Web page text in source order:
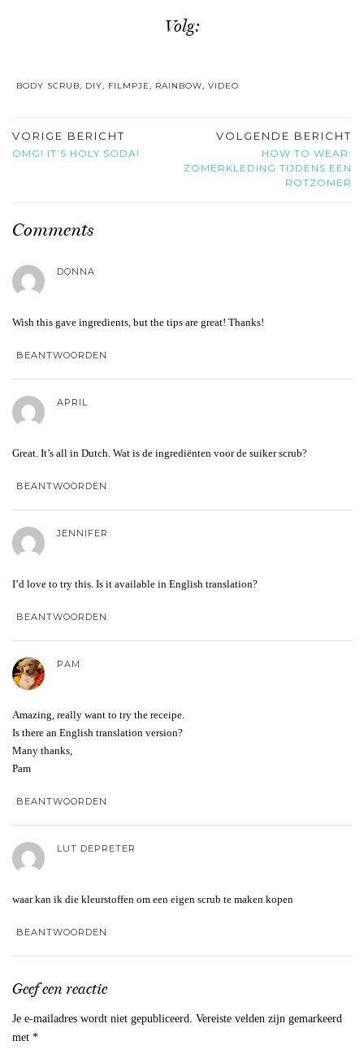
Volg:
BODY SCRUB, DIY, FILMPJE, RAINBOW, VIDEO
VORIGE BERICHT
OMG! IT’S HOLY SODA!
VOLGENDE BERICHT
HOW TO WEAR:
ZOMERKLEDING TIJDENS EEN
ROTZOMER
Comments
DONNA
Wish this gave ingredients, but the tips are great! Thanks!
BEANTWOORDEN
APRIL
Great. It’s all in Dutch. Wat is de ingrediënten voor de suiker scrub?
BEANTWOORDEN
JENNIFER
I’d love to try this. Is it available in English translation?
BEANTWOORDEN
PAM
Amazing, really want to try the receipe.
Is there an English translation version?
Many thanks,
Pam
BEANTWOORDEN
LUT DEPRETER
waar kan ik die kleurstoffen om een eigen scrub te maken kopen
BEANTWOORDEN
Geef een reactie
Je e-mailadres wordt niet gepubliceerd. Vereiste velden zijn gemarkeerd
met *